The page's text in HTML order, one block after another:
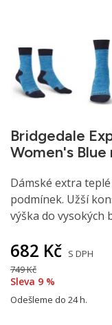
Bridgedale
Women's Blue
Dámské extra
podmínek. Užší
výška do vysokých
682 Kč S DPH
749 Kč
Sleva 9 %
Odešleme do 24 h.